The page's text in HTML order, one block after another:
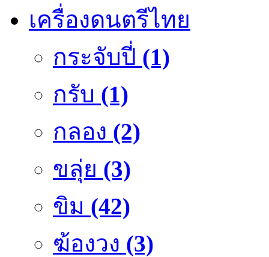
เครื่องดนตรีไทย
กระจับปี่ (1)
กรับ (1)
กลอง (2)
ขลุ่ย (3)
ขิม (42)
ฆ้องวง (3)